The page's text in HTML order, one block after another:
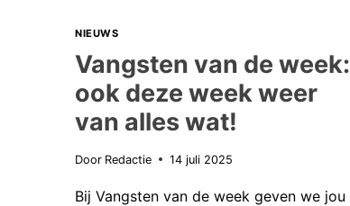
NIEUWS
Vangsten van de week:
ook deze week weer
van alles wat!
Door Redactie 14 juli 2025
Bij Vangsten van de week geven we jou